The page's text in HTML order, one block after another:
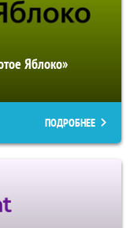
Яблоко»
ПОДРОБНЕЕ